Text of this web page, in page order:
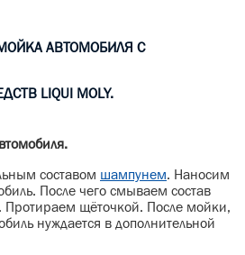
АВТОМОБИЛЯ С
LIQUI MOLY.
составом шампунем. Наносим
После чего смываем состав
щёточкой. После мойки,
нуждается в дополнительной